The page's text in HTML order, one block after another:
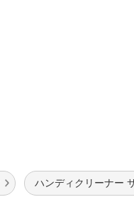
ハンディクリーナー